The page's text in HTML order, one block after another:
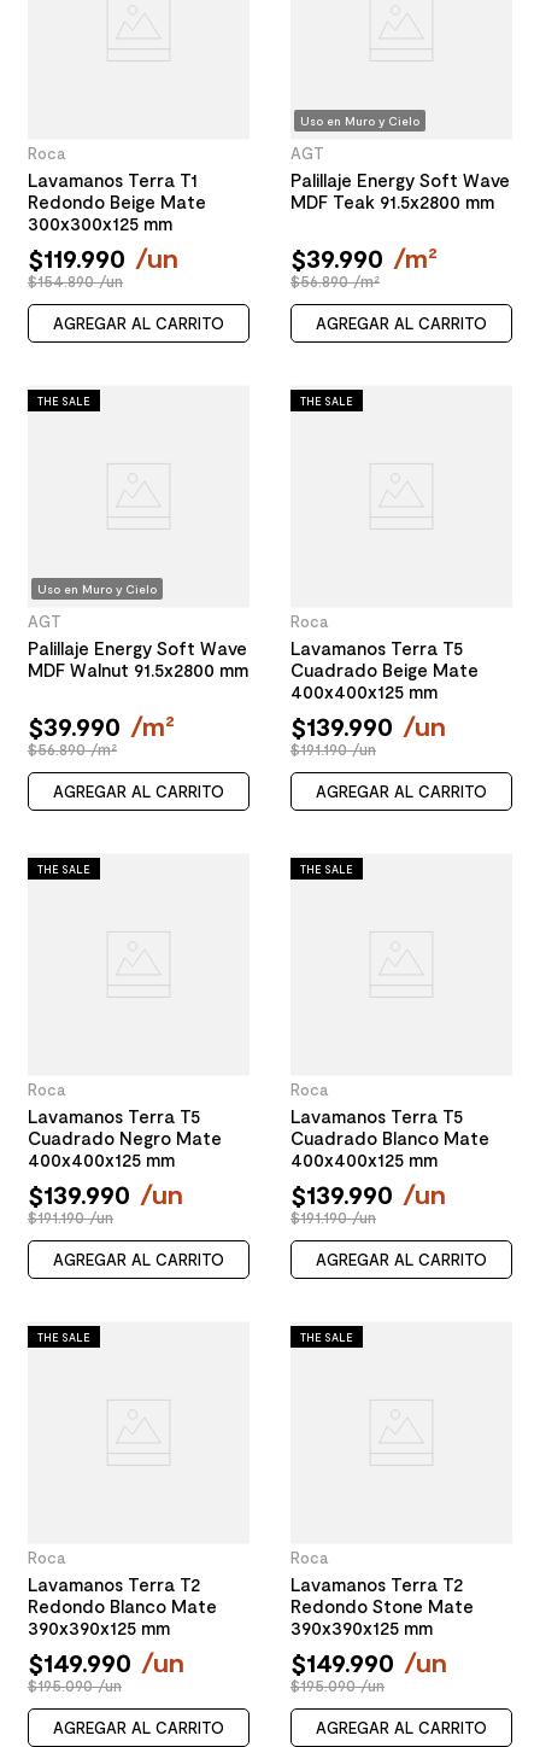
Roca
Lavamanos Terra T1
Redondo Beige Mate
300x300x125 mm
$119.990 /un
$154.890 /un
AGREGAR AL CARRITO
Uso en Muro y Cielo
AGT
Palillaje Energy Soft Wave
MDF Teak 91.5x2800 mm
$39.990 /m²
$56.890 /m²
AGREGAR AL CARRITO
THE SALE
Uso en Muro y Cielo
AGT
Palillaje Energy Soft Wave
MDF Walnut 91.5x2800 mm
$39.990 /m²
$56.890 /m²
AGREGAR AL CARRITO
THE SALE
Roca
Lavamanos Terra T5
Cuadrado Beige Mate
400x400x125 mm
$139.990 /un
$191.190 /un
AGREGAR AL CARRITO
THE SALE
Roca
Lavamanos Terra T5
Cuadrado Negro Mate
400x400x125 mm
$139.990 /un
$191.190 /un
AGREGAR AL CARRITO
THE SALE
Roca
Lavamanos Terra T5
Cuadrado Blanco Mate
400x400x125 mm
$139.990 /un
$191.190 /un
AGREGAR AL CARRITO
THE SALE
Roca
Lavamanos Terra T2
Redondo Blanco Mate
390x390x125 mm
$149.990 /un
$195.090 /un
AGREGAR AL CARRITO
THE SALE
Roca
Lavamanos Terra T2
Redondo Stone Mate
390x390x125 mm
$149.990 /un
$195.090 /un
AGREGAR AL CARRITO